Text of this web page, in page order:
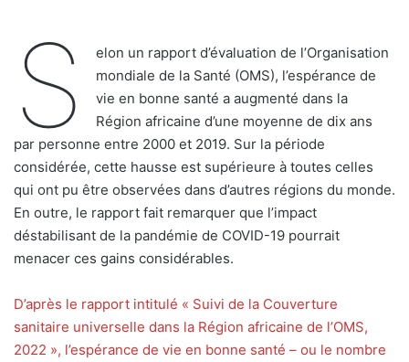
S
elon un rapport d’évaluation de l’Organisation
mondiale de la Santé (OMS), l’espérance de
vie en bonne santé a augmenté dans la
Région africaine d’une moyenne de dix ans
par personne entre 2000 et 2019. Sur la période
considérée, cette hausse est supérieure à toutes celles
qui ont pu être observées dans d’autres régions du monde.
En outre, le rapport fait remarquer que l’impact
déstabilisant de la pandémie de COVID-19 pourrait
menacer ces gains considérables.
D’après le rapport intitulé « Suivi de la Couverture
sanitaire universelle dans la Région africaine de l’OMS,
2022 », l’espérance de vie en bonne santé – ou le nombre